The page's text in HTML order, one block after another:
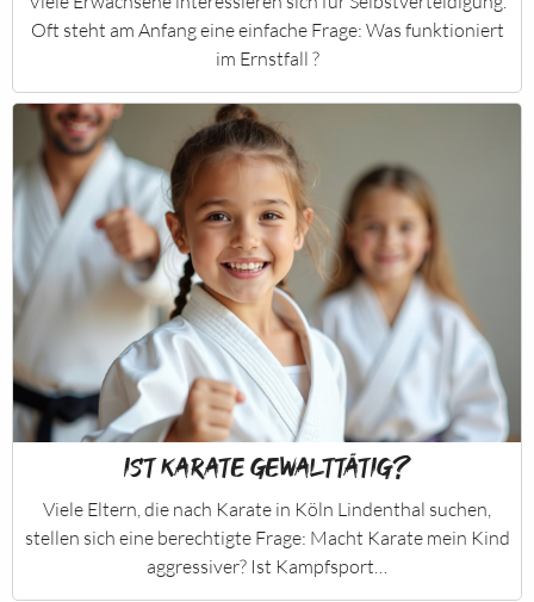
Oft steht am Anfang eine einfache Frage: Was funktioniert
im Ernstfall ?
Ist Karate gewalttätig?
Viele Eltern, die nach Karate in Köln Lindenthal suchen,
stellen sich eine berechtigte Frage: Macht Karate mein Kind
aggressiver? Ist Kampfsport…